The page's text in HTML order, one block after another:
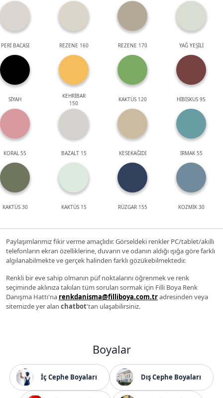
PERİ BACASI REZENE 160 REZENE 170 YAĞ YEŞİLİ
SİYAH
KEHRİBAR
150
KAKTÜS 120 HİBİSKUS 95
KORAL 55 BAZALT 15 KESEKAĞIDI IRMAK 55
KAKTÜS 30 KAKTÜS 15 RÜZGAR 155 KOZMİK 30
Paylaşımlarımız fikir verme amaçlıdır. Görseldeki renkler PC/tablet/akıllı
telefonların ekran özelliklerine, duvarın ve odanın aldığı ışığa göre farklı
algılanabilmekte ve gerçek halinden farklı gözükebilmektedir.
Renkli bir eve sahip olmanın püf noktalarını öğrenmek ve renk
seçiminde aklınıza takılan tüm soruları sormak için Filli Boya Renk
Danışma Hattı'na renkdanisma@filliboya.com.tradresinden veya
sitemizde yer alan chatbot'tan ulaşabilirsiniz.
Boyalar
İç Cephe Boyaları Dış Cephe Boyaları